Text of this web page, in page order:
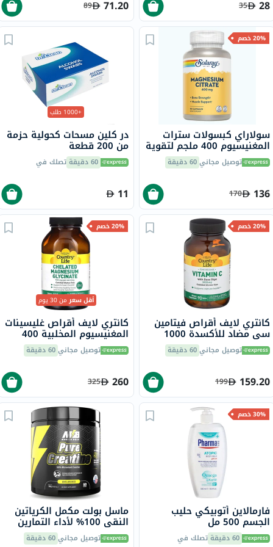
28
35
71.20
89
20% خصم
سولاراي كبسولات سترات
المغنيسيوم 400 ملجم لتقوية
العظام ودعم العضلات، 90
قطعة توصيل مجاني60 دقيقة
136
170
+1000 طلب
در كلين مسحات كحولية حزمة
من 200 قطعة
60 دقيقة تصلك في
11
20% خصم
كانتري لايف أقراص فيتامين
سي مضاد للأكسدة 1000
ملجم مع ثمر الورد لدعم
المناعة، حزمة من 90
توصيل مجاني60 دقيقة
159.20
199
20% خصم
أقل سعرمن 30 يوم
كانتري لايف أقراص غليسينات
المغنيسيوم المخلبية 400
ملجم لصحة العظام والعضلات،
حزمة من 180توصيل مجاني60 دقيقة
260
325
30% خصم
فارمالاين أتوبيكي حليب
الجسم 500 مل
60 دقيقة تصلك في
ماسل بولت مكمل الكرياتين
النقي 100% لأداء التمارين
والقوة والتحمل بدون نكهة
توصيل مجاني60 دقيقة